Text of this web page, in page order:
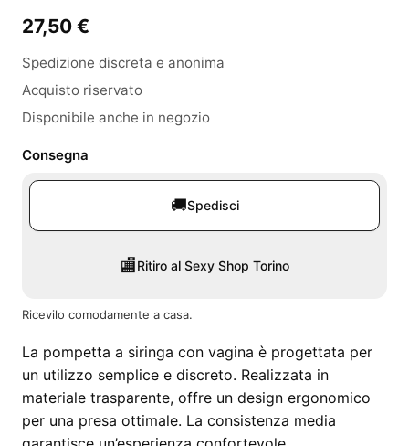
27,50 €
Spedizione discreta e anonima
Acquisto riservato
Disponibile anche in negozio
Consegna
🚚Spedisci
🏬Ritiro al Sexy Shop Torino
Ricevilo comodamente a casa.
La pompetta a siringa con vagina è progettata per
un utilizzo semplice e discreto. Realizzata in
materiale trasparente, offre un design ergonomico
per una presa ottimale. La consistenza media